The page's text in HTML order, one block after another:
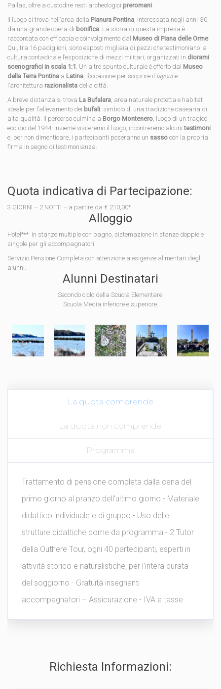
Pallas, oltre a custodire resti archeologici preromani.
Il luogo si trova nell’area della Pianura Pontina, interessata negli anni ’30
da una grande opera di bonifica. La storia di questa impresa è
raccontata con efficacia e coinvolgimento dal Museo di Piana delle Orme.
Qui, tra 16 padiglioni, sono esposti migliaia di pezzi che testimoniano la
cultura contadina e l’esposizione di mezzi militari, organizzati in diorami
scenografici in scala 1:1. Un altro spunto culturale è offerto dal Museo
della Terra Pontina a Latina, l’occasione per scoprire il layoute
l’architettura razionalista della città.
A breve distanza si trova La Bufalara, area naturale protetta e habitat
ideale per l’allevamento dei bufali, simbolo di una tradizione casearia di
alta qualità. Il percorso culmina a Borgo Montenero, luogo di un tragico
eccidio del 1944. Insieme visiteremo il luogo, incontreremo alcunitestimoni
e, per non dimenticare, i partecipanti poseranno un sasso con la propria
firma in segno di testimonianza.
Quota indicativa di Partecipazione:
3 GIORNI – 2 NOTTI – a partire da € 210,00*
Alloggio
Hotel*** in stanze multiple con bagno, sistemazione in stanze doppie e
singole per gli accompagnatori.
Servizio Pensione Completa con attenzione a esigenze alimentari degli
alunni.
Alunni Destinatari
Secondo ciclo della Scuola Elementare.
Scuola Media inferiore e superiore.
La quota comprende
La quota non comprende
Programma
Trattamento di pensione completa dalla cena del
primo giorno al pranzo dell’ultimo giorno - Materiale
didattico individuale e di gruppo - Uso delle
strutture didattiche come da programma - 2 Tutor
della Outhere Tour, ogni 40 partecipanti, esperti in
attività storico e naturalistiche, per l'intera durata
del soggiorno - Gratuità insegnanti
accompagnatori – Assicurazione - IVA e tasse
Richiesta Informazioni: